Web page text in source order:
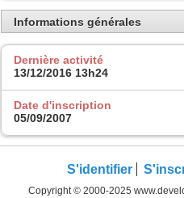
Informations générales
Dernière activité
13/12/2016 13h24
Date d'inscription
05/09/2007
S'identifier
Copyright © 2000-2025